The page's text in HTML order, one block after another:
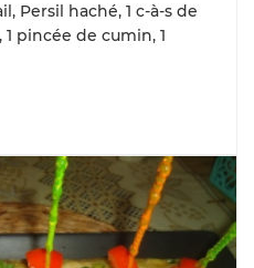
Persil haché, 1 c-à-s de
pincée de cumin, 1